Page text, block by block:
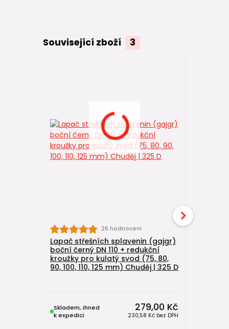
Související zboží 3
26 hodnocení
Lapač střešních splavenin (gajgr)
boční černý DN 110 + redukční
kroužky pro kulatý svod (75, 80,
90, 100, 110, 125 mm) Chuděj | 325 D
279,00 Kč
230,58 Kč bez DPH
Skladem, ihned
k expedici